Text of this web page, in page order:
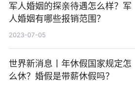
军人婚姻的探亲待遇怎么样？军
人婚姻有哪些报销范围？
2023-07-05
世界新消息丨年休假国家规定怎
么休？婚假是带薪休假吗？